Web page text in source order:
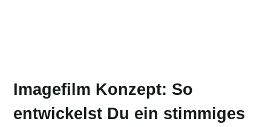
Imagefilm Konzept: So
entwickelst Du ein stimmiges